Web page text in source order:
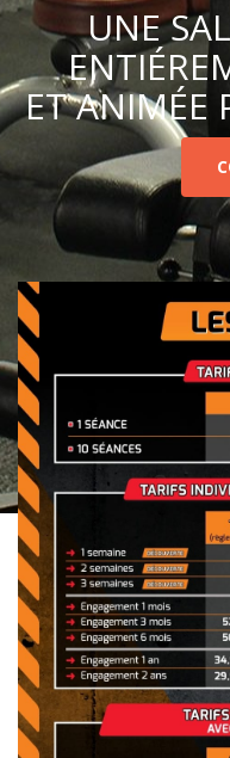
UNE
ET ANIMÉE